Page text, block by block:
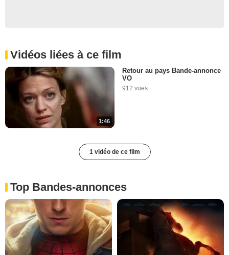
Vidéos liées à ce film
1:46
Retour au pays Bande-annonce
VO
912 vues
1 vidéo de ce film
Top Bandes-annonces